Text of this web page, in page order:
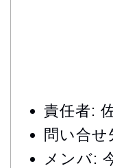
責任者:
問い合
メンバ: